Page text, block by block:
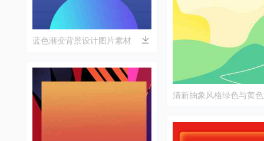
蓝色渐变背景设计图片素材
清新抽象风格绿色与黄